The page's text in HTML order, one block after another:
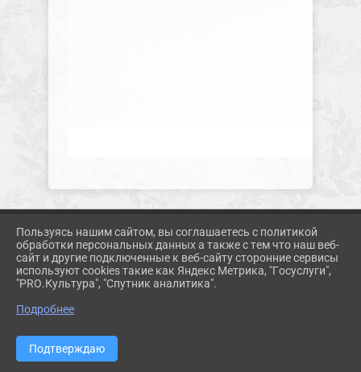
2026 Г. KORMUZ.PROSVET-EDU.RU
ВХОД
КАРТА САЙТА
ПОЛИТИКА ОБРАБОТКИ ПЕРСОНАЛЬНЫХ ДАННЫХ
СДЕЛАНО НА KUBCMS
Пользуясь нашим сайтом, вы соглашаетесь с политикой
обработки персональных данных а также с тем что наш веб-
сайт и другие подключенные к веб-сайту сторонние сервисы
используют cookies такие как Яндекс Метрика, "Госуслуги",
"PRO.Культура", "Спутник аналитика".
Подробнее
Подтверждаю